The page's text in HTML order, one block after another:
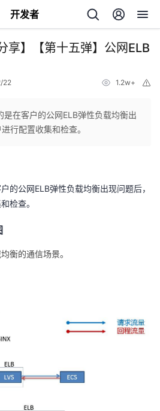
开发者
享】【第十五弹】公网ELB
22 1.2w+
是在客户的公网ELB弹性负载均衡出
行配置收集和检查。
的公网 ELB弹性负载均衡出现问题后，
检查。
衡的通信场景。